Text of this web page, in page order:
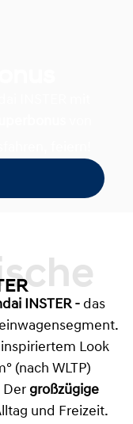
INSTER- das
Look
(nach WLTP)
Der großzügige
und Freizeit.